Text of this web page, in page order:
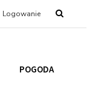
Logowanie
POGODA